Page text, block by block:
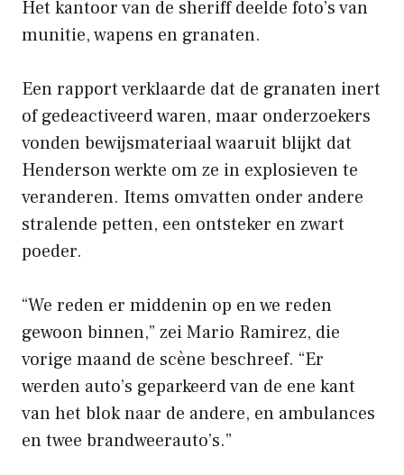
Het kantoor van de sheriff deelde foto’s van
munitie, wapens en granaten.
Een rapport verklaarde dat de granaten inert
of gedeactiveerd waren, maar onderzoekers
vonden bewijsmateriaal waaruit blijkt dat
Henderson werkte om ze in explosieven te
veranderen. Items omvatten onder andere
stralende petten, een ontsteker en zwart
poeder.
“We reden er middenin op en we reden
gewoon binnen,” zei Mario Ramirez, die
vorige maand de scène beschreef. “Er
werden auto’s geparkeerd van de ene kant
van het blok naar de andere, en ambulances
en twee brandweerauto’s.”